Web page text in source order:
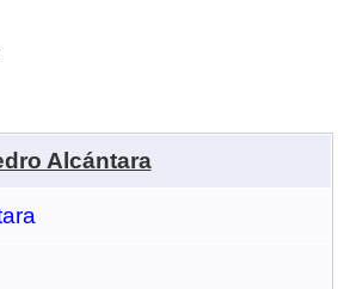
Alcántara